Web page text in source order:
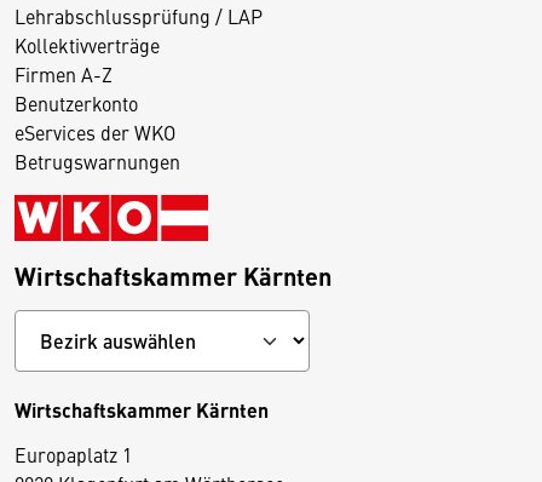
Lehrabschlussprüfung / LAP
Kollektivverträge
Firmen A-Z
Benutzerkonto
eServices der WKO
Betrugswarnungen
Wirtschaftskammer Kärnten
Wirtschaftskammer Kärnten
Europaplatz 1